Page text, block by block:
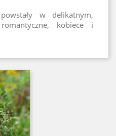
w delikatnym,
kobiece i